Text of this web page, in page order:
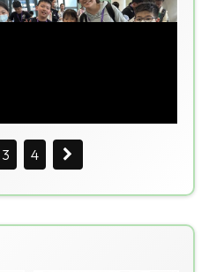
3 4